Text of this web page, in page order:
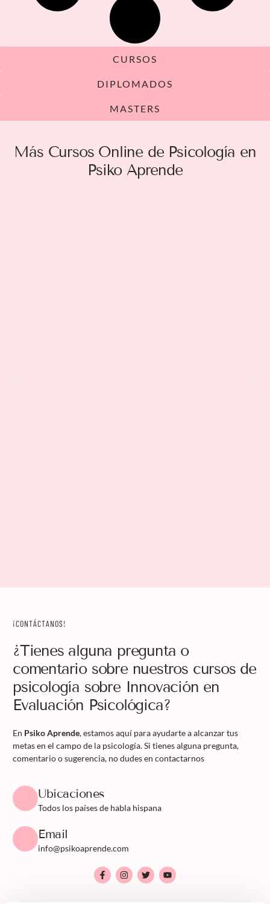
CURSOS
DIPLOMADOS
MASTERS
Más Cursos Online de Psicología en
Psiko Aprende
¡CONTÁCTANOS!
¿Tienes alguna pregunta o
comentario sobre nuestros cursos de
psicología sobre Innovación en
Evaluación Psicológica?
En Psiko Aprende, estamos aquí para ayudarte a alcanzar tus
metas en el campo de la psicología. Si tienes alguna pregunta,
comentario o sugerencia, no dudes en contactarnos
Ubicaciones
Todos los países de habla hispana
Email
info@psikoaprende.com